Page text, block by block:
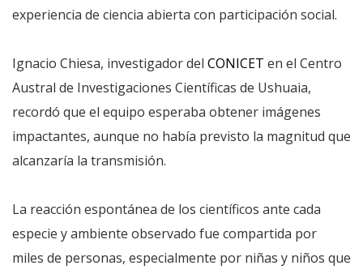
experiencia de ciencia abierta con participación social.
Ignacio Chiesa, investigador del CONICET en el Centro
Austral de Investigaciones Científicas de Ushuaia,
recordó que el equipo esperaba obtener imágenes
impactantes, aunque no había previsto la magnitud que
alcanzaría la transmisión.
La reacción espontánea de los científicos ante cada
especie y ambiente observado fue compartida por
miles de personas, especialmente por niñas y niños que